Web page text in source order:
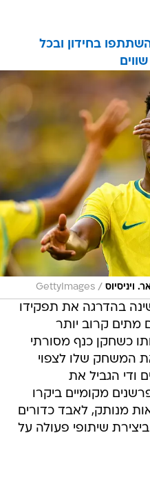
בחידון ובכל
ויניסיוס /
GettyImages
בהדרגה את תפקידו
מתים קרוב יותר
כשחקן כנף מסורתי
המשחק שלו לצפוי
ודי הגביל את
מקומיים ביקרו
מנותק, לאבד כדורים
שיתופי פעולה על